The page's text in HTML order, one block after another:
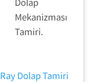
Mekanizması
Tamiri.
Ray Dolap Tamiri